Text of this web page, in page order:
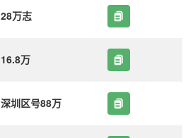
28万志
16.8万
深圳区号88万